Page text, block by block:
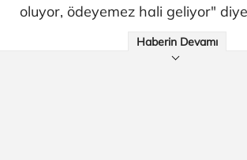
oluyor, ödeyemez hali geliyor"
Haberin Devamı